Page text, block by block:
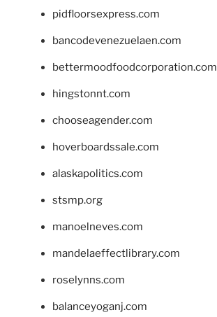
pidfloorsexpress.com
bancodevenezuelaen.com
bettermoodfoodcorporation.com
hingstonnt.com
chooseagender.com
hoverboardssale.com
alaskapolitics.com
stsmp.org
manoelneves.com
mandelaeffectlibrary.com
roselynns.com
balanceyoganj.com